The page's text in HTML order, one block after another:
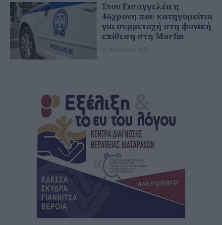
Στον Εισαγγελέα η
46χρονη που κατηγορείται
για συμμετοχή στη φονική
επίθεση στη Marfin
07 Αυγούστου 2026